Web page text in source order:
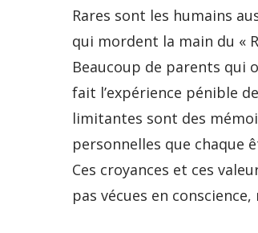
Rares sont les humains
qui mordent la main du «
Beaucoup de parents qui
fait l’expérience pénible
limitantes sont des
personnelles que chaque
Ces croyances et ces
pas vécues en